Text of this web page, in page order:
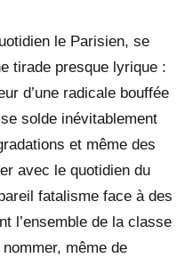
le Parisien, se
tirade presque lyrique :
d’une radicale bouffée
solde inévitablement
et même des
avec le quotidien du
fatalisme face à des
l’ensemble de la classe
même de